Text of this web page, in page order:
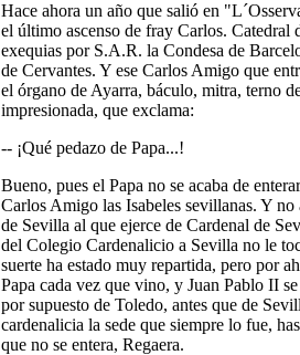
Hace ahora un año que salió en
el último ascenso de fray Carlos. Catedral
exequias por S.A.R. la Condesa de
de Cervantes. Y ese Carlos Amigo que
el órgano de Ayarra, báculo, mitra, terno
impresionada, que exclama:
-- ¡Qué pedazo de Papa...!
Bueno, pues el Papa no se acaba de
Carlos Amigo las Isabeles sevillanas. Y no
de Sevilla al que ejerce de Cardenal de
del Colegio Cardenalicio a Sevilla no le
suerte ha estado muy repartida, pero por
Papa cada vez que vino, y Juan Pablo II
por supuesto de Toledo, antes que de
cardenalicia la sede que siempre lo fue,
que no se entera, Regaera.